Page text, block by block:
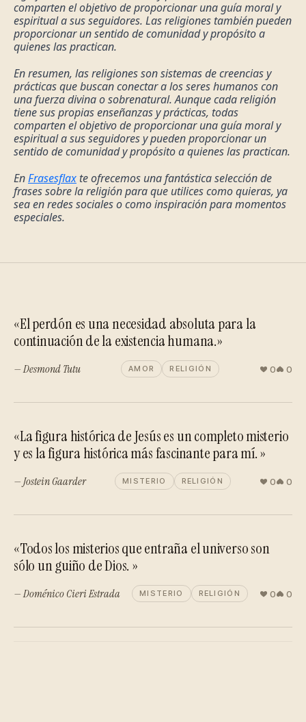
comparten el objetivo de proporcionar una guía moral y
espiritual a sus seguidores. Las religiones también pueden
proporcionar un sentido de comunidad y propósito a
quienes las practican.
En resumen, las religiones son sistemas de creencias y
prácticas que buscan conectar a los seres humanos con
una fuerza divina o sobrenatural. Aunque cada religión
tiene sus propias enseñanzas y prácticas, todas
comparten el objetivo de proporcionar una guía moral y
espiritual a sus seguidores y pueden proporcionar un
sentido de comunidad y propósito a quienes las practican.
En Frasesflax te ofrecemos una fantástica selección de
frases sobre la religión para que utilices como quieras, ya
sea en redes sociales o como inspiración para momentos
especiales.
«El perdón es una necesidad absoluta para la
continuación de la existencia humana.»
— Desmond Tutu AMOR RELIGIÓN 0 0
«La figura histórica de Jesús es un completo misterio
y es la figura histórica más fascinante para mí. »
— Jostein Gaarder MISTERIO RELIGIÓN 0 0
«Todos los misterios que entraña el universo son
sólo un guiño de Dios. »
— Doménico Cieri Estrada MISTERIO RELIGIÓN 0 0